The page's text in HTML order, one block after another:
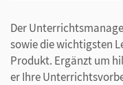
Der
sowie die wichtigsten
Produkt. Ergänzt um
er Ihre